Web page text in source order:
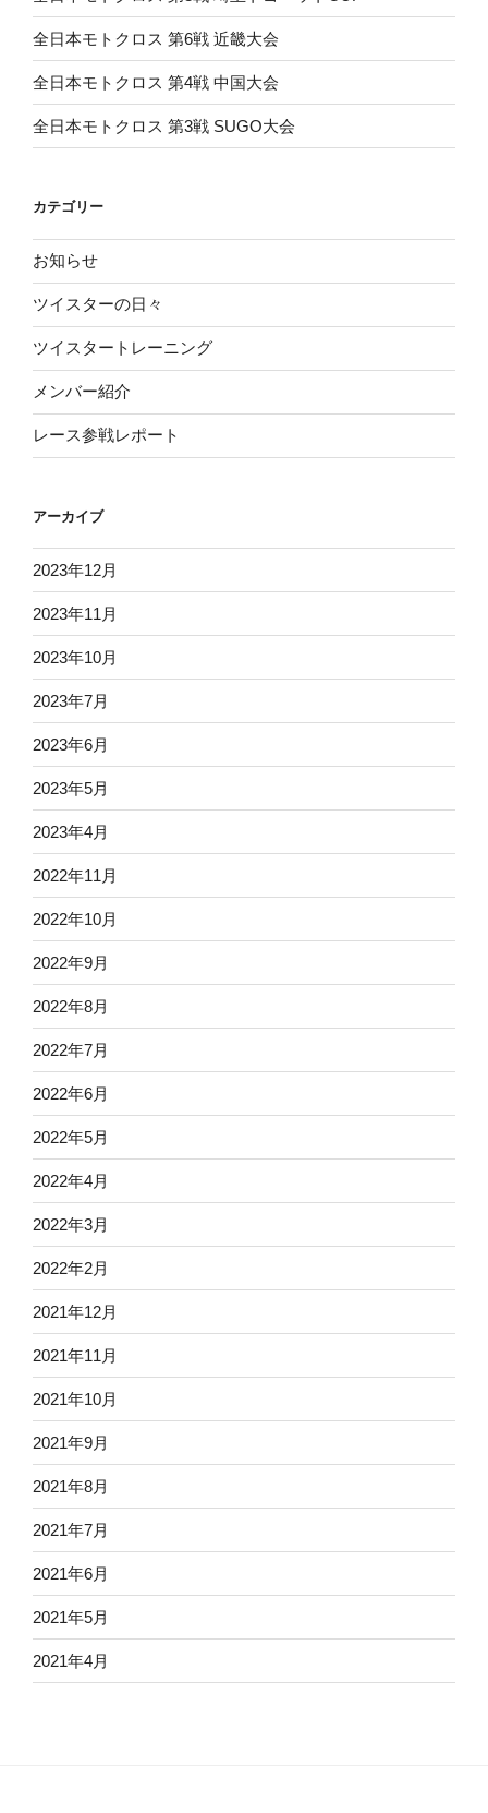
全日本モトクロス 第6戦 近畿大会
全日本モトクロス 第4戦 中国大会
全日本モトクロス 第3戦 SUGO大会
カテゴリー
お知らせ
ツイスターの日々
ツイスタートレーニング
メンバー紹介
レース参戦レポート
アーカイブ
2023年12月
2023年11月
2023年10月
2023年7月
2023年6月
2023年5月
2023年4月
2022年11月
2022年10月
2022年9月
2022年8月
2022年7月
2022年6月
2022年5月
2022年4月
2022年3月
2022年2月
2021年12月
2021年11月
2021年10月
2021年9月
2021年8月
2021年7月
2021年6月
2021年5月
2021年4月